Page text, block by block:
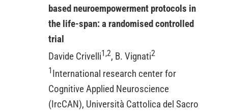
based neuroempowerment protocols in
the life-span: a randomised controlled
trial
Davide Crivelli1,2, B. Vignati2
1 International research center for
Cognitive Applied Neuroscience
(IrcCAN), Università Cattolica del Sacro